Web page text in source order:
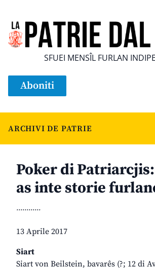
SFUEI MENSÎL FURLAN
Aboniti
ARCHIVI DE PATRIE
Poker di
as inte storie
............
13 Aprile 2017
Siart
Siart von Beilstein, bavarês (?; 12 di